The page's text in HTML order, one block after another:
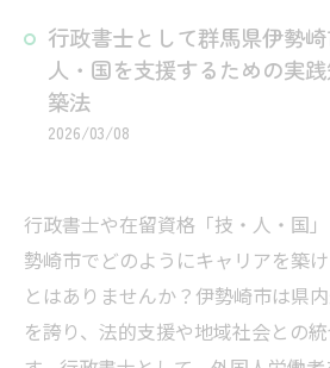
行政書士として群馬県伊勢
人・国を支援するための実
築法
2026/03/08
行政書士や在留資格「技・人・国
勢崎市でどのようにキャリアを築
とはありませんか？伊勢崎市は県
を誇り、法的支援や地域社会との